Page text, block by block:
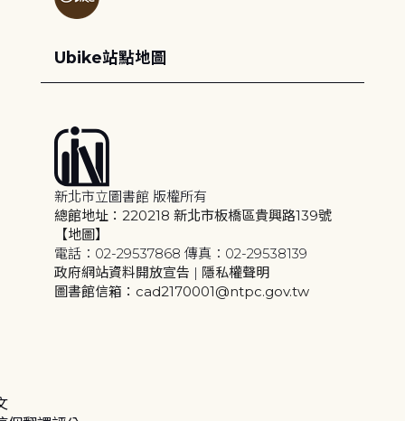
Ubike站點地圖
新北市立圖書館 版權所有
總館地址：220218 新北市板橋區貴興路139號
【地圖】
電話：02-29537868 傳真：02-29538139
政府網站資料開放宣告 | 隱私權聲明
圖書館信箱：cad2170001@ntpc.gov.tw